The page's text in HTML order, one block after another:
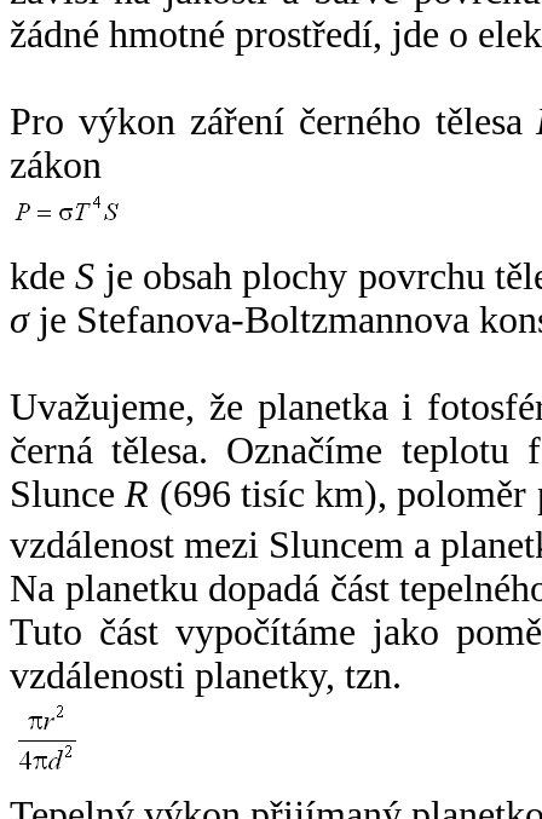
žádné hmotné prostředí, jde o
Pro výkon záření černého tělesa
zákon
kdeS je obsah plochy povrchu
σje Stefanova-Boltzmannova
Uvažujeme, že planetka i
černá tělesa. Označíme
SlunceR (696 tisíc km),
vzdálenost mezi Sluncem a
Na planetku dopadá část
Tuto část vypočítáme jako
vzdálenosti planetky, tzn.